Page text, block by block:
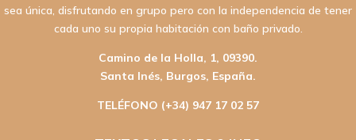
sea única, disfrutando en grupo pero con la independencia de tener
cada uno su propia habitación con baño privado.
Camino de la Holla, 1, 09390.
Santa Inés, Burgos, España.
TELÉFONO (+34) 947 17 02 57